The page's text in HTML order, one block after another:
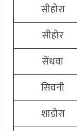
सीहोरा
सीहोर
सेंधवा
सिवनी
शाडोरा